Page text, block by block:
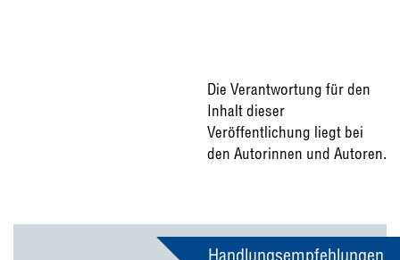
Die Verantwortung für den
Inhalt dieser
Veröffentlichung liegt bei
den Autorinnen und Autoren.
Handlungsempfehlungen